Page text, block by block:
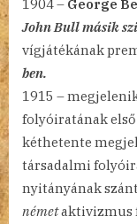
1904 – George
John Bull másik
vígjátékának
ben.
1915 –
folyóiratának első
kéthetente
társadalmi
nyitányának
németaktivizmus